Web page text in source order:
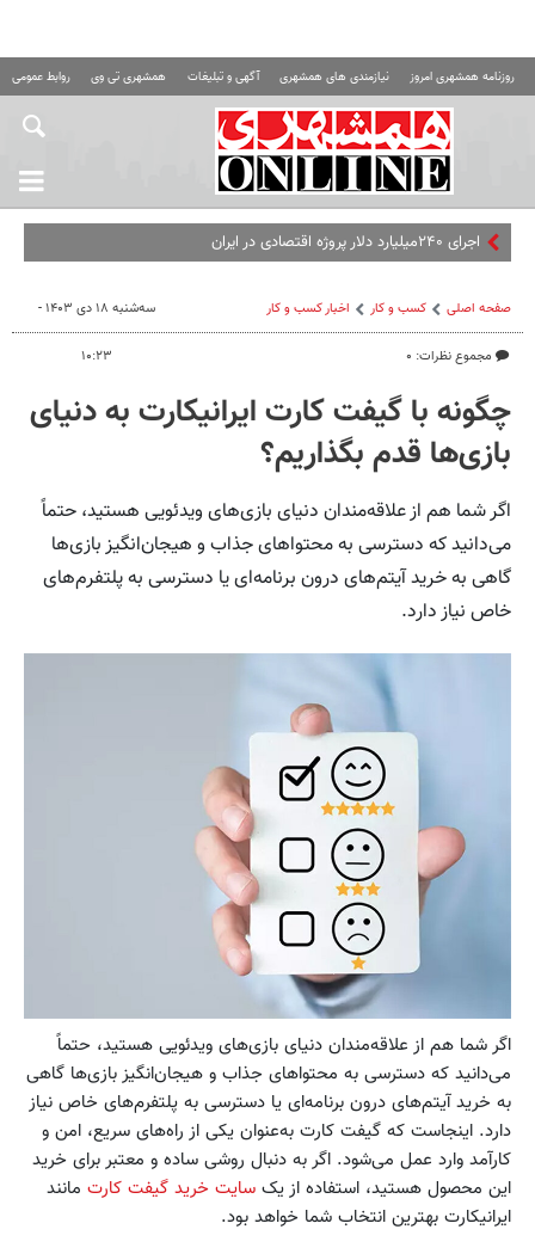
روزنامه همشهری امروز نیازمندی های همشهری آگهی و تبلیغات همشهری تی وی روابط عمومی
اجرای ۲۴۰میلیارد دلار پروژه اقتصادی در ایران
صفحه اصلی کسب و کار اخبار کسب و کار
مجموع نظرات: ۰
سه‌شنبه ۱۸ دی ۱۴۰۳ -
۱۰:۲۳
چگونه با گیفت کارت ایرانیکارت به دنیای
بازی‌ها قدم بگذاریم؟
اگر شما هم از علاقه‌مندان دنیای بازی‌های ویدئویی هستید، حتماً
می‌دانید که دسترسی به محتواهای جذاب و هیجان‌انگیز بازی‌ها
گاهی به خرید آیتم‌های درون برنامه‌ای یا دسترسی به پلتفرم‌های
خاص نیاز دارد.
اگر شما هم از علاقه‌مندان دنیای بازی‌های ویدئویی هستید، حتماً
می‌دانید که دسترسی به محتواهای جذاب و هیجان‌انگیز بازی‌ها گاهی
به خرید آیتم‌های درون برنامه‌ای یا دسترسی به پلتفرم‌های خاص نیاز
دارد. اینجاست که گیفت کارت به‌عنوان یکی از راه‌های سریع، امن و
کارآمد وارد عمل می‌شود. اگر به دنبال روشی ساده و معتبر برای خرید
این محصول هستید، استفاده از یک سایت خرید گیفت کارت مانند
ایرانیکارت بهترین انتخاب شما خواهد بود.